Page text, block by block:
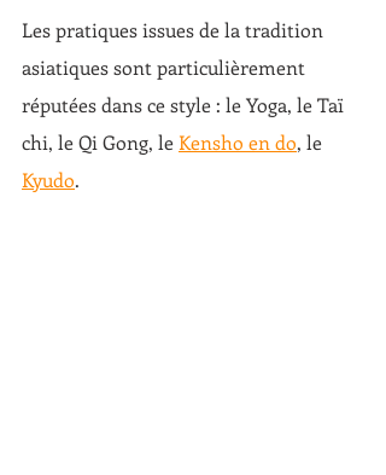
Les pratiques issues de la tradition
asiatiques sont particulièrement
réputées dans ce style : le Yoga, le Taï
chi, le Qi Gong, le Kensho en do, le
Kyudo.